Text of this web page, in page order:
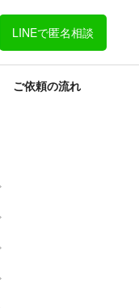
LINEで匿名相談
ご依頼の流れ